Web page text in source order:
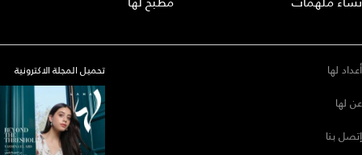
أعداد لها
عن لها
إتصل بنا
تحميل المجلة الاكترونية